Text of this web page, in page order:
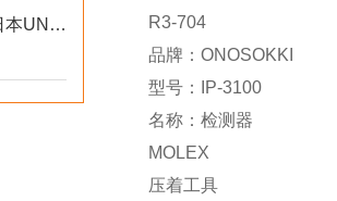
到货！京都玉崎深圳仓库到货日本UNITTA音波式皮带张力计U-550替换U-508
R3-704
品牌：ONOSOKKI
型号：IP-3100
名称：检测器
MOLEX
压着工具